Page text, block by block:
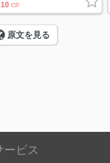
10 CP
原文を見る
ービス